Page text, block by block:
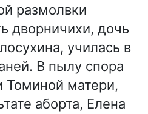
размолвки
дворничихи, дочь
училась в
В пылу спора
Томиной матери,
аборта, Елена